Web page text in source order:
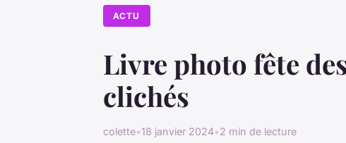
ACTU
Livre photo fête
clichés
colette•18 janvier 2024•2 min de lecture